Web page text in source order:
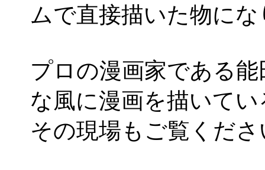
ムで直接描いた物に
プロの漫画家である
な風に漫画を描いて
その現場もご覧くださ